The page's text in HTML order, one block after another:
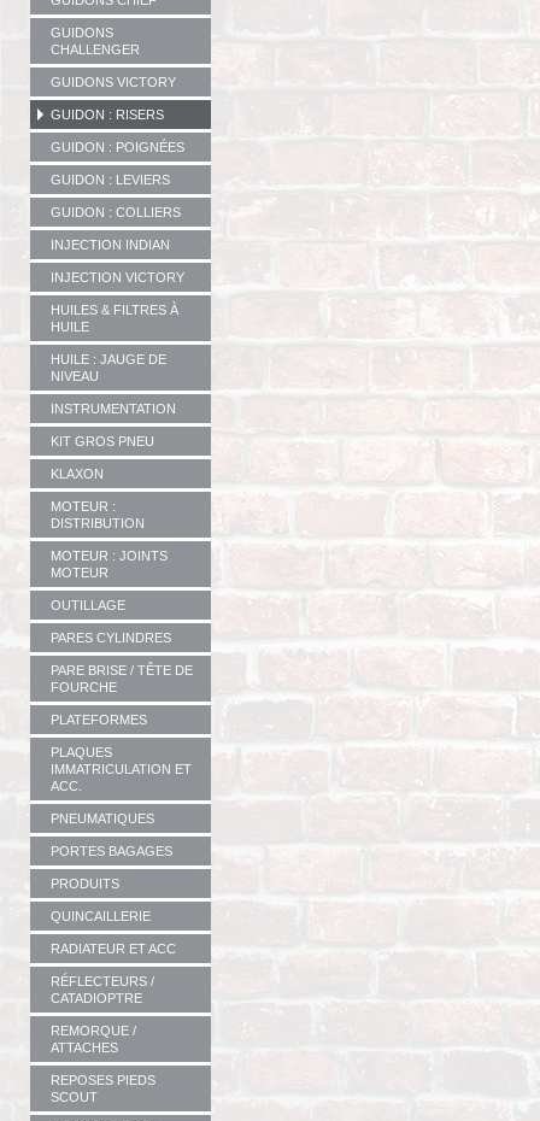
GUIDONS
CHALLENGER
GUIDONS VICTORY
GUIDON : RISERS
GUIDON : POIGNÉES
GUIDON : LEVIERS
GUIDON : COLLIERS
INJECTION INDIAN
INJECTION VICTORY
HUILES & FILTRES À
HUILE
HUILE : JAUGE DE
NIVEAU
INSTRUMENTATION
KIT GROS PNEU
KLAXON
MOTEUR :
DISTRIBUTION
MOTEUR : JOINTS
MOTEUR
OUTILLAGE
PARES CYLINDRES
PARE BRISE / TÊTE DE
FOURCHE
PLATEFORMES
PLAQUES
IMMATRICULATION ET
ACC.
PNEUMATIQUES
PORTES BAGAGES
PRODUITS
QUINCAILLERIE
RADIATEUR ET ACC
RÉFLECTEURS /
CATADIOPTRE
REMORQUE /
ATTACHES
REPOSES PIEDS
SCOUT